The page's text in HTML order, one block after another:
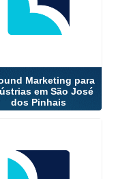
Marketing para
em São José
dos Pinhais